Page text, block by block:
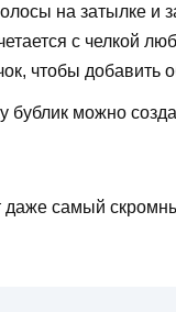
на затылке и
с челкой
чтобы добавить
бублик можно
даже самый